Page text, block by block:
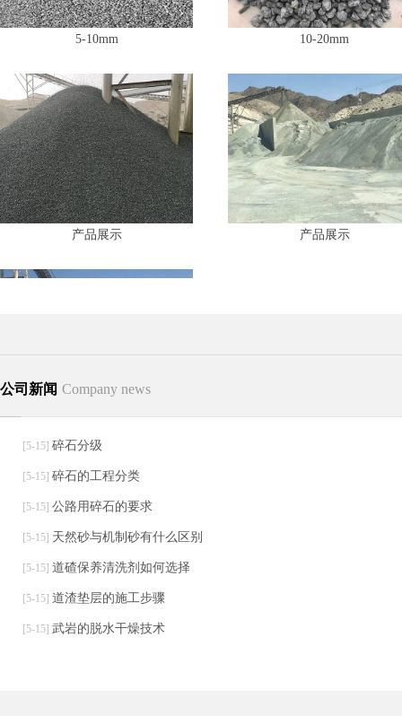
5-10mm 10-20mm
产品展示 产品展示
公司新闻 Company news
[5-15] 碎石分级
[5-15] 碎石的工程分类
[5-15] 公路用碎石的要求
[5-15] 天然砂与机制砂有什么区别
[5-15] 道碴保养清洗剂如何选择
[5-15] 道渣垫层的施工步骤
[5-15] 武岩的脱水干燥技术